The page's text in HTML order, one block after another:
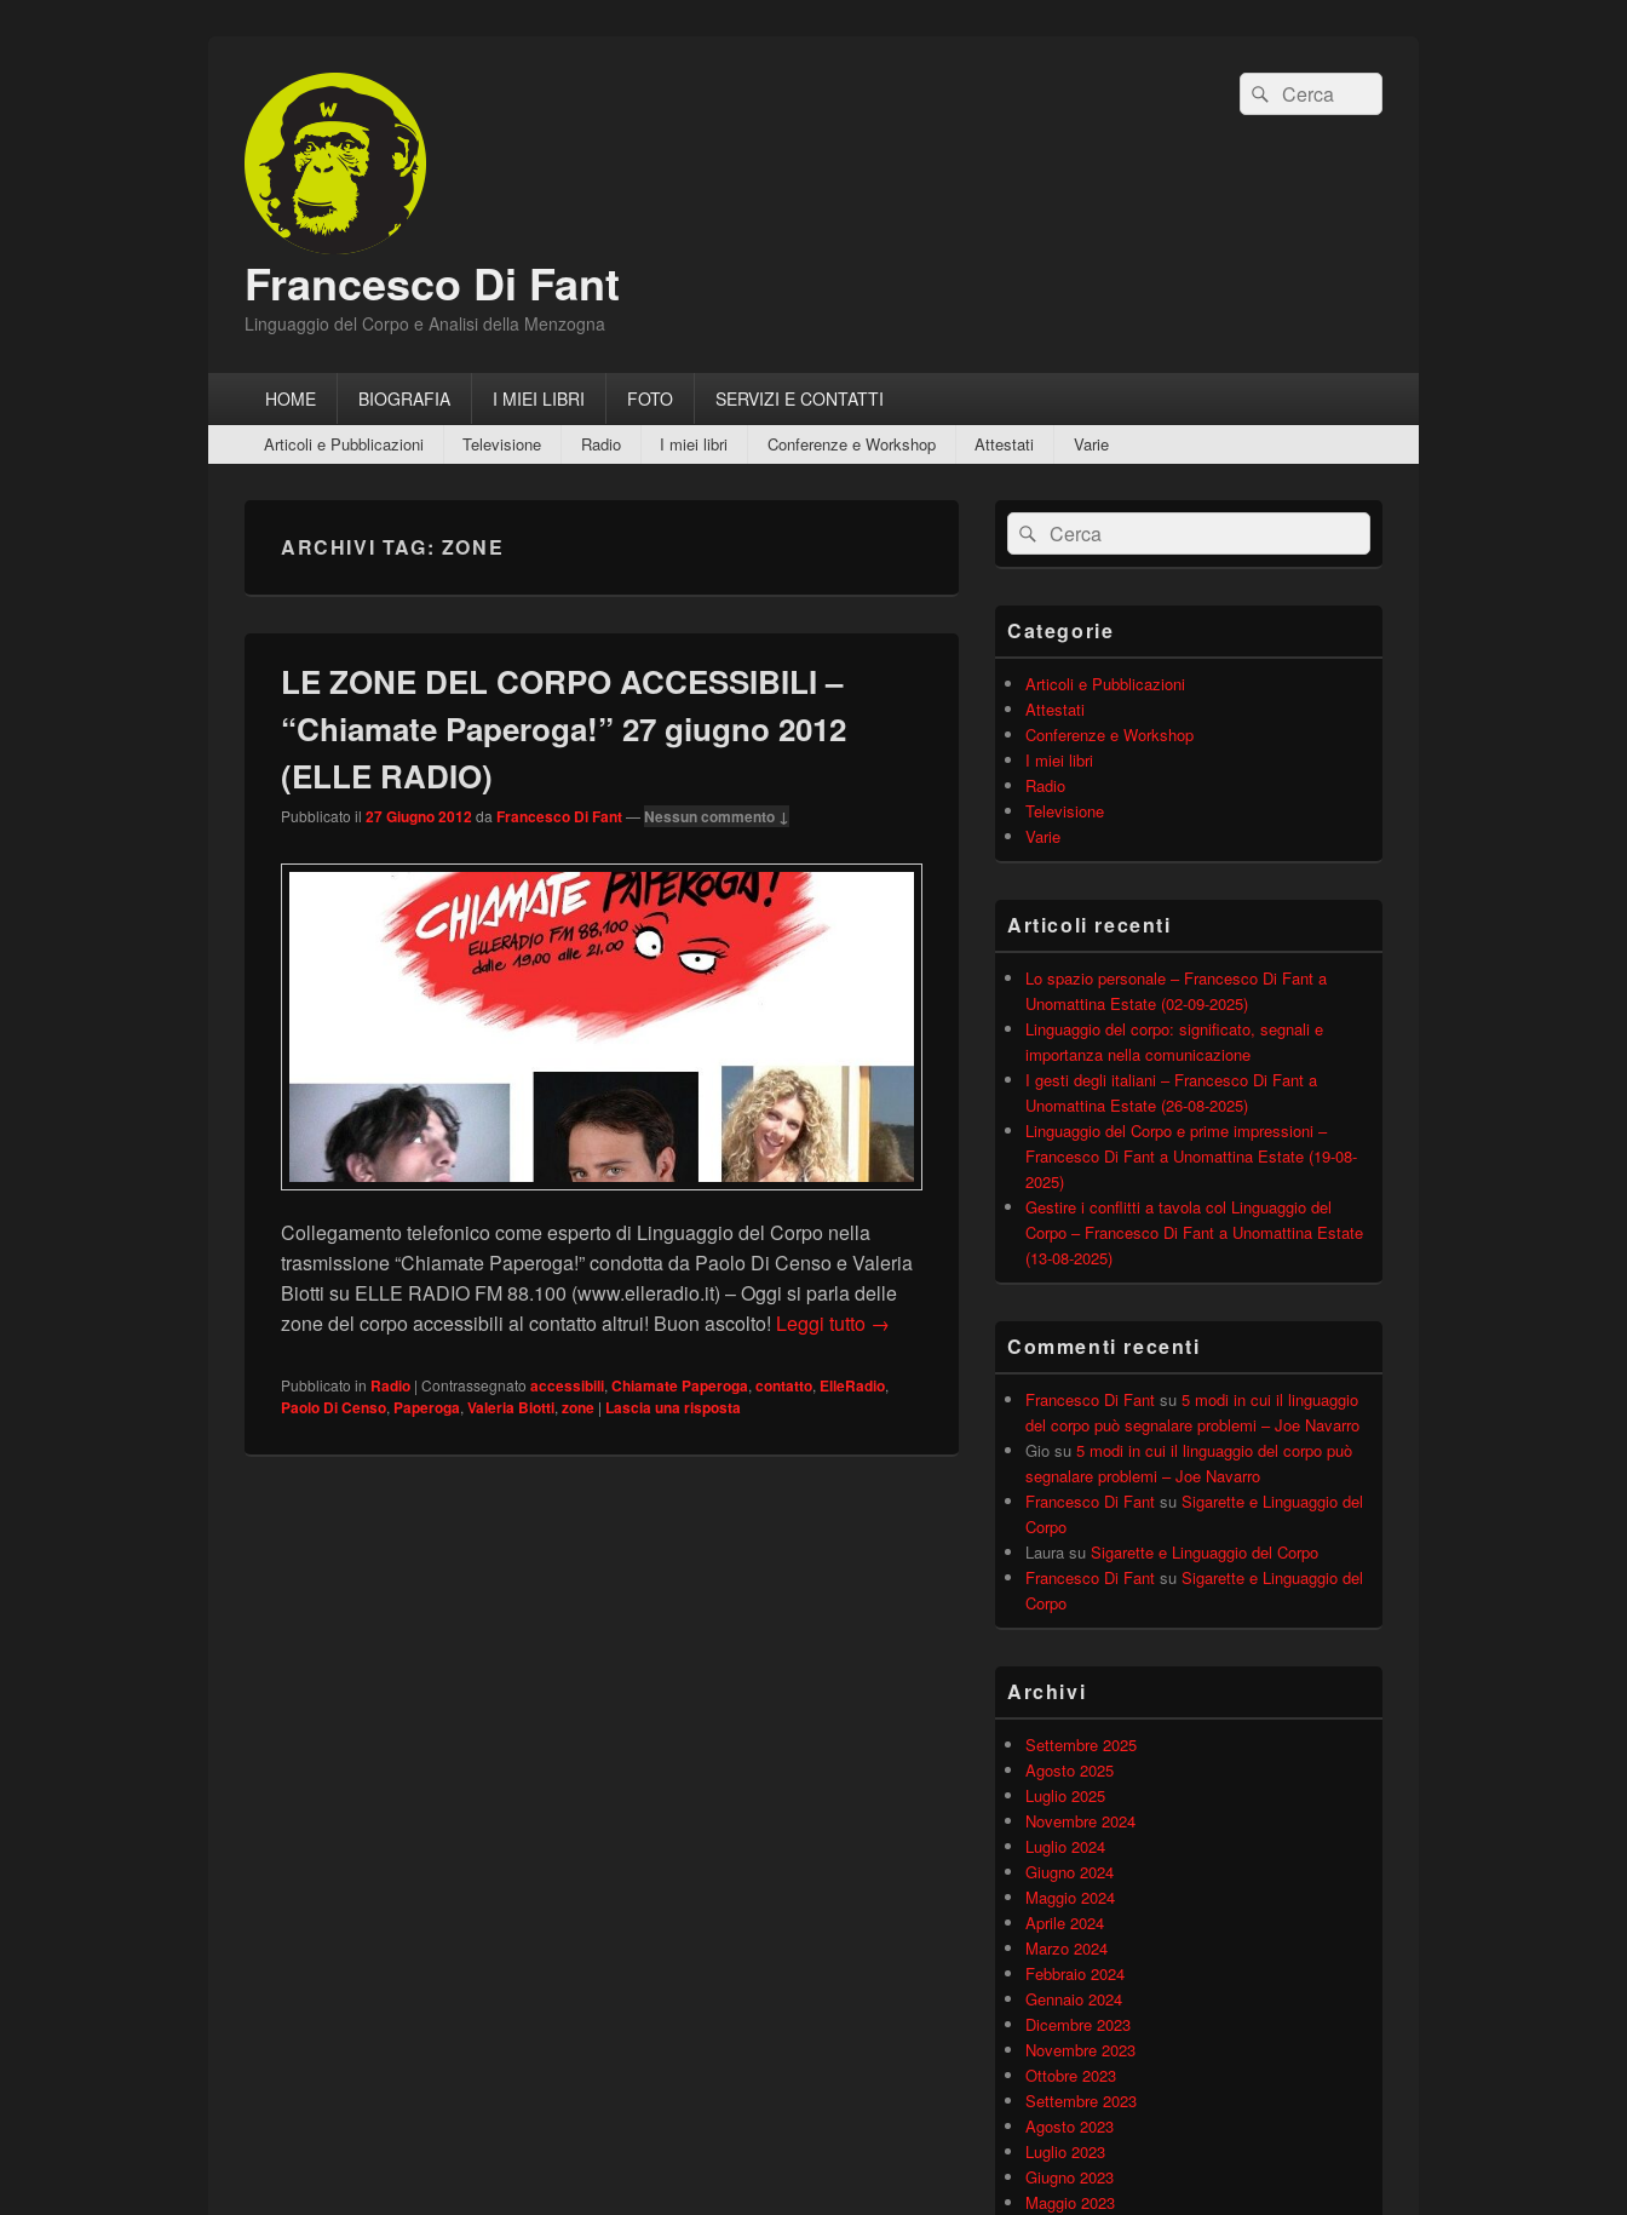
Francesco Di Fant
Linguaggio del Corpo e Analisi della Menzogna
Cerca:Cerca
principaleHOME BIOGRAFIA I MIEI LIBRI FOTO SERVIZI E CONTATTI
secondario
Articoli e Pubblicazioni Televisione Radio I miei libri Conferenze e Workshop Attestati Varie
ARCHIVI TAG: ZONE
LE ZONE DEL CORPO ACCESSIBILI –
“Chiamate Paperoga!” 27 giugno 2012
(ELLE RADIO)
Pubblicato il 27 Giugno 2012da Francesco Di Fant— Nessun commento ↓
Collegamento telefonico come esperto di Linguaggio del Corpo nella
trasmissione “Chiamate Paperoga!” condotta da Paolo Di Censo e Valeria
Biotti su ELLE RADIO FM 88.100 (www.elleradio.it) – Oggi si parla delle
zone del corpo accessibili al contatto altrui! Buon ascolto! Leggi tutto LE ZONE DEL CORPO ACCESSIBILI – “Chiamate Paperoga!” 27 giugno 2012 (ELLE
→
Pubblicato in Radio | Contrassegnato accessibili, Chiamate Paperoga, contatto, ElleRadio,
Paolo Di Censo, Paperoga, Valeria Biotti, zone | Lascia una risposta
Area
widget
barra
laterale
Cerca:Cerca
Categorie
Articoli e Pubblicazioni
Attestati
Conferenze e Workshop
I miei libri
Radio
Televisione
Varie
Articoli recenti
Lo spazio personale – Francesco Di Fant a
Unomattina Estate (02-09-2025)
Linguaggio del corpo: significato, segnali e
importanza nella comunicazione
I gesti degli italiani – Francesco Di Fant a
Unomattina Estate (26-08-2025)
Linguaggio del Corpo e prime impressioni –
Francesco Di Fant a Unomattina Estate (19-08-
2025)
Gestire i conflitti a tavola col Linguaggio del
Corpo – Francesco Di Fant a Unomattina Estate
(13-08-2025)
Commenti recenti
Francesco Di Fant su 5 modi in cui il linguaggio
del corpo può segnalare problemi – Joe Navarro
Gio su 5 modi in cui il linguaggio del corpo può
segnalare problemi – Joe Navarro
Francesco Di Fant su Sigarette e Linguaggio del
Corpo
Laura su Sigarette e Linguaggio del Corpo
Francesco Di Fant su Sigarette e Linguaggio del
Corpo
Archivi
Settembre 2025
Agosto 2025
Luglio 2025
Novembre 2024
Luglio 2024
Giugno 2024
Maggio 2024
Aprile 2024
Marzo 2024
Febbraio 2024
Gennaio 2024
Dicembre 2023
Novembre 2023
Ottobre 2023
Settembre 2023
Agosto 2023
Luglio 2023
Giugno 2023
Maggio 2023